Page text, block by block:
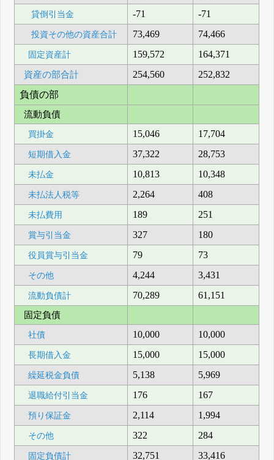
貸倒引当金 -71 -71
投資その他の資産合計 73,469 74,466
固定資産計 159,572
164,371
資産の部合計
254,560
252,832
負債の部
流動負債
買掛金 15,046 17,704
短期借入金 37,322 28,753
未払金 10,813 10,348
未払法人税等 2,264 408
未払費用 189 251
賞与引当金 327 180
役員賞与引当金 79 73
その他 4,244 3,431
流動負債計 70,289
61,151
固定負債
社債 10,000 10,000
長期借入金 15,000 15,000
繰延税金負債 5,138 5,969
退職給付引当金 176 167
預り保証金 2,114 1,994
その他 322 284
固定負債計 32,751 33,416